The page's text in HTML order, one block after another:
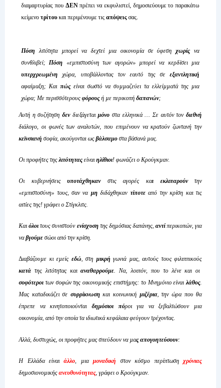
διαμαρτυρίας που ΔΕΝπρέπει να εκφυλιστεί, δημοσιεύουμε το παρακάτω
κείμενο τρίτουκαι περιμένουμε τιςαπόψειςσας.
Πόση λιτότητα µπορεί να δεχτεί µια οικονοµία σε ύφεσηχωρίςνα
συνθλιβεί; Πόση «εµπιστοσύνη των αγορών» µπορεί να κερδίσει µια
υπερχρεωµένη χώρα, υποβάλλοντας τον εαυτό της σεεξαντλητική
αφαίµαξη; Και πώςείναι σωστό να συµµαζεύει τα ελλείµµατά της µια
χώρα; Με περισσότερουςφόρουςή µε περικοπήδαπανών;
Αυτή η συζήτησηδενδιεξάγεταιµόνοστα ελληνικά … Σε αυτόν τονδιεθνή
διάλογο, οι φωνές των αναλυτών, που επιµένουν να κρατούν ζωντανή την
κεϊνσιανήσοφία, ακούγονται ως βάλσαµοστα βάσανά µας.
Οι προφήτες τηςλιτότηταςείναι ηλίθιοι! φωνάζει ο Κρούγκµαν.
Οι κυβερνήσειςυποτάχθηκανστις αγορές και εκλιπαρούντην
«εµπιστοσύνη» τους, σαν ναµηδιδάχθηκαντίποτεαπό την κρίση και τις
αιτίες της! γράφει ο Στίγκλιτς.
Καιόλοιτους συνιστούν ενίσχυση της δηµόσιας δαπάνης,αντίπερικοπών, για
ναβγούµε σώοι από την κρίση.
∆ιαβάζουµε κι εµείς εδώ, στη µικρή γωνιά µας, αυτούς τους φιλιππικούς
κατά της λιτότητας καιαναθαρρούµε. Να, λοιπόν, που το λένε και οι
σοφότεροι των σοφών της οικονοµικής επιστήµης: το Μνηµόνιο είναι λάθος.
Μας καταδικάζει σε συρρίκνωση και κοινωνική µιζέρια, την ώρα που θα
έπρεπε να κινητοποιούνται δηµόσιοι πόροι για να ξεβαλτώσουν µια
οικονοµία, από την οποία τα ιδιωτικά κεφάλαια φεύγουν τρέχοντας.
Αλλά, δυστυχώς, οι προφήτες µας σπεύδουν να µας απογοητεύσουν:
H Ελλάδα είναιάλλο , µιαµοναδική στον κόσµο περίπτωσηχρόνιας
δηµοσιονοµικής ανευθυνότητας, γράφει ο Κρούγκµαν.